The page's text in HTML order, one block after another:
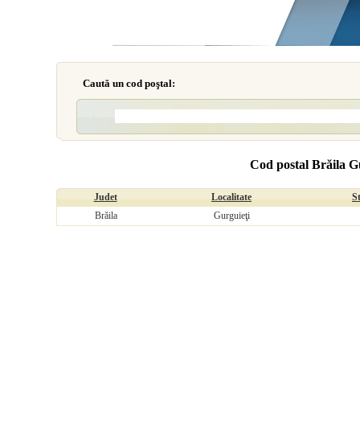
Caută un cod poştal:
Cod postal Brăila
Judet Localitate
Brăila
Gurguieţi